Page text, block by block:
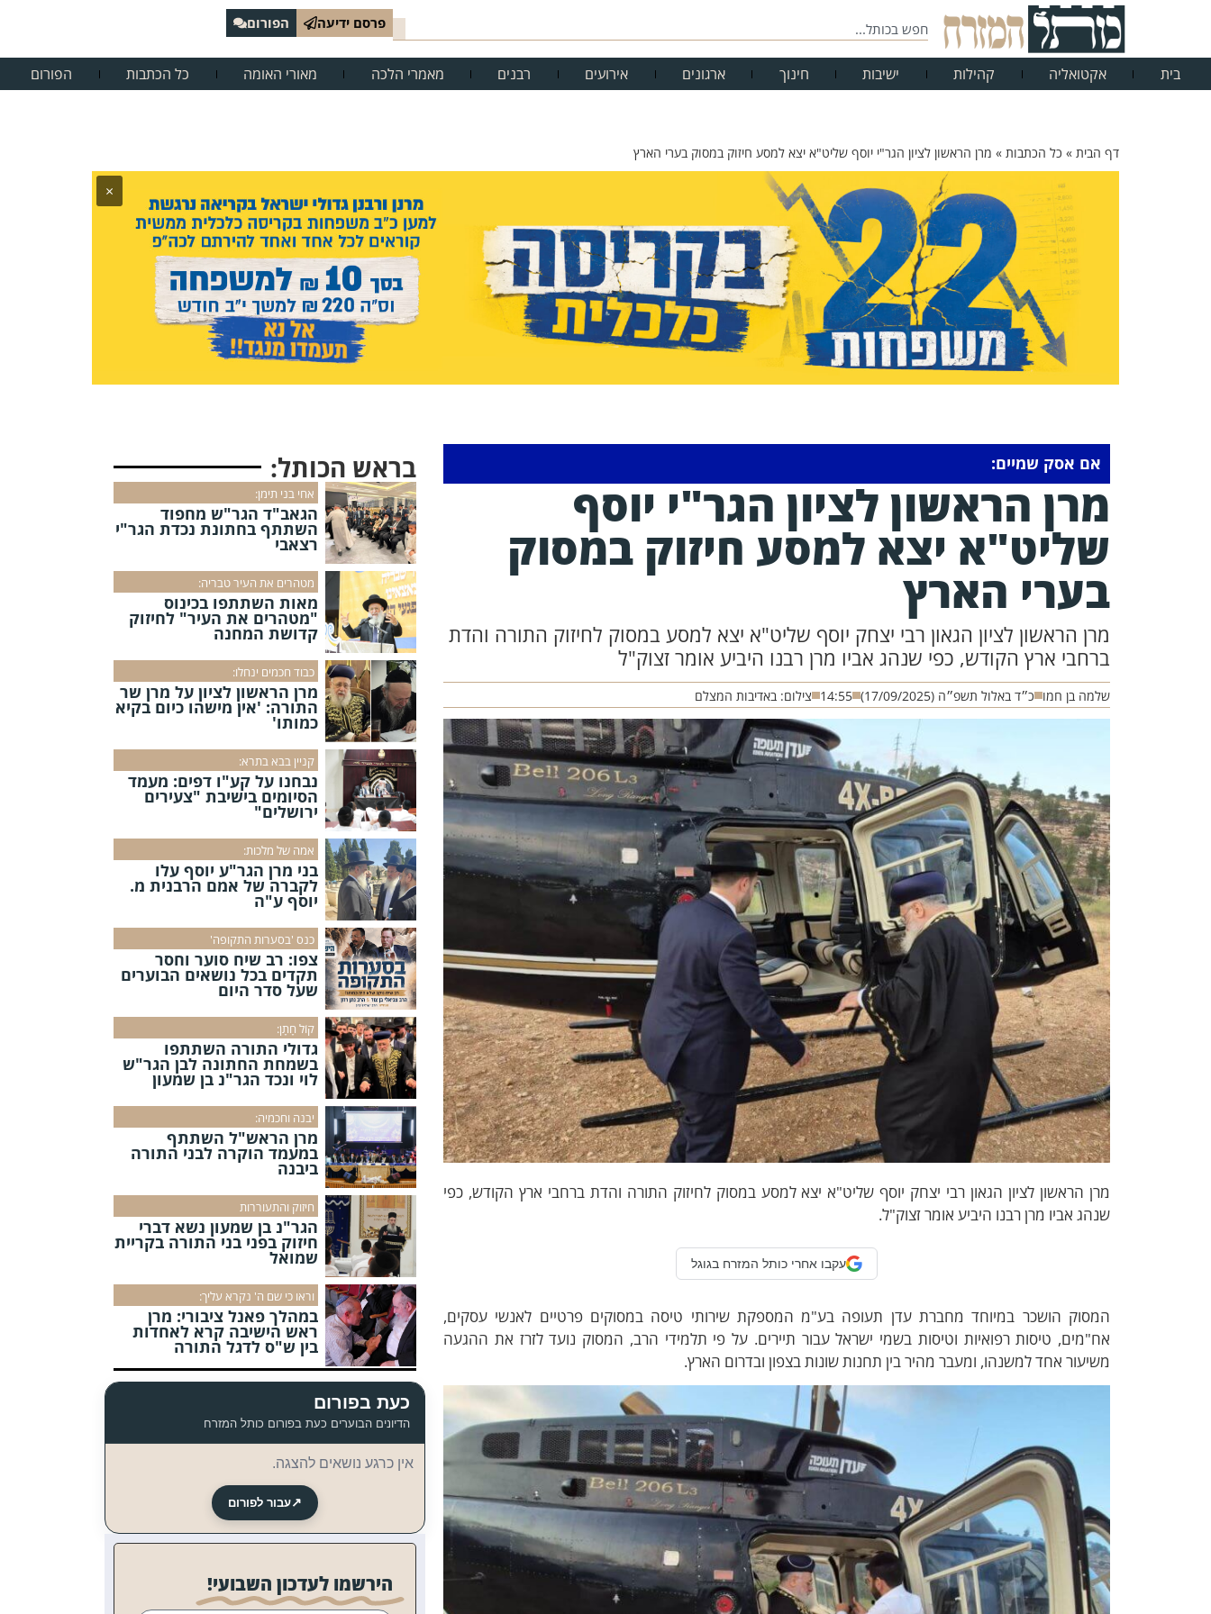
פרסם ידיעה הפורום
בית אקטואליה קהילות ישיבות חינוך ארגונים אירועים רבנים מאמרי הלכה מאורי האומה כל הכתבות הפורום
דף הבית » כל הכתבות » מרן הראשון לציון הגר"י יוסף שליט"א יצא למסע חיזוק במסוק בערי הארץ
×
אם אסק שמיים:
מרן הראשון לציון הגר"י יוסף
שליט"א יצא למסע חיזוק במסוק
בערי הארץ
מרן הראשון לציון הגאון רבי יצחק יוסף שליט"א יצא למסע במסוק לחיזוק התורה והדת
ברחבי ארץ הקודש, כפי שנהג אביו מרן רבנו היביע אומר זצוק"ל
שלמה בן חמו כ״ד באלול תשפ״ה (17/09/2025) 14:55 צילום: באדיבות המצלם
מרן הראשון לציון הגאון רבי יצחק יוסף שליט"א יצא למסע במסוק לחיזוק התורה והדת ברחבי ארץ הקודש, כפי
שנהג אביו מרן רבנו היביע אומר זצוק"ל.
עקבו אחרי כותל המזרח בגוגל
המסוק הושכר במיוחד מחברת עדן תעופה בע"מ המספקת שירותי טיסה במסוקים פרטיים לאנשי עסקים,
אח"מים, טיסות רפואיות וטיסות בשמי ישראל עבור תיירים. על פי תלמידי הרב, המסוק נועד לזרז את ההגעה
משיעור אחד למשנהו, ומעבר מהיר בין תחנות שונות בצפון ובדרום הארץ.
בראש הכותל:
אחי בני תימן:
הגאב"ד הגר"ש מחפוד
השתתף בחתונת נכדת הגר"י
רצאבי
מטהרים את העיר טבריה:
מאות השתתפו בכינוס
"מטהרים את העיר" לחיזוק
קדושת המחנה
כבוד חכמים ינחלו:
מרן הראשון לציון על מרן שר
התורה: 'אין מישהו כיום בקיא
כמותו'
קניין בבא בתרא:
נבחנו על קע"ו דפים: מעמד
הסיומים בישיבת "צעירים
ירושלים"
אמה של מלכות:
בני מרן הגר"ע יוסף עלו
לקברה של אמם הרבנית מ.
יוסף ע"ה
כנס 'בסערות התקופה'
צפו: רב שיח סוער וחסר
תקדים בכל נושאים הבוערים
שעל סדר היום
קוֹל חָתָן:
גדולי התורה השתתפו
בשמחת החתונה לבן הגר"ש
לוי ונכד הגר"נ בן שמעון
יבנה וחכמיה:
מרן הראש"ל השתתף
במעמד הוקרה לבני התורה
ביבנה
חיזוק והתעוררות
הגר"נ בן שמעון נשא דברי
חיזוק בפני בני התורה בקריית
שמואל
וראו כי שם ה' נקרא עליך:
במהלך פאנל ציבורי: מרן
ראש הישיבה קרא לאחדות
בין ש"ס לדגל התורה
כעת בפורום
הדיונים הבוערים כעת בפורום כותל המזרח
אין כרגע נושאים להצגה.
↗עבור לפורום
הירשמו לעדכון השבועי!